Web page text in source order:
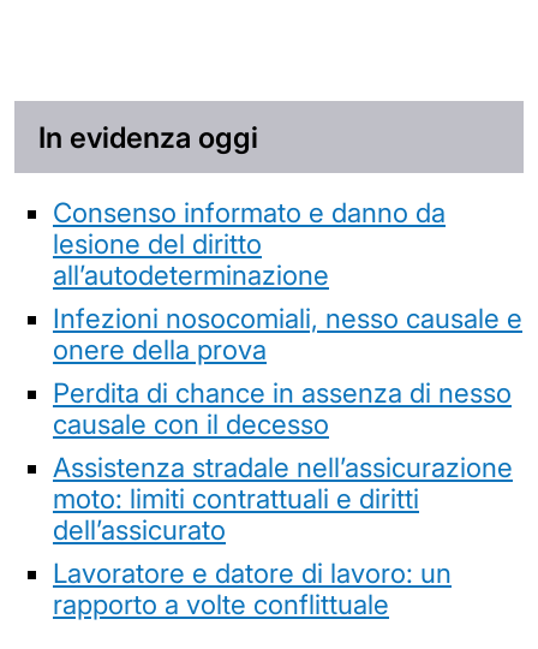
In evidenza oggi
Consenso informato e danno da
lesione del diritto
all’autodeterminazione
Infezioni nosocomiali, nesso causale e
onere della prova
Perdita di chance in assenza di nesso
causale con il decesso
Assistenza stradale nell’assicurazione
moto: limiti contrattuali e diritti
dell’assicurato
Lavoratore e datore di lavoro: un
rapporto a volte conflittuale